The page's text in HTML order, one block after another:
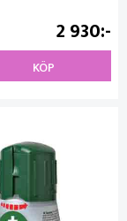
2 930
KÖP